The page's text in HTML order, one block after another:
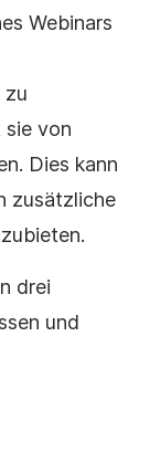
Webinars
zu
sie von
Dies kann
zusätzliche
drei
und